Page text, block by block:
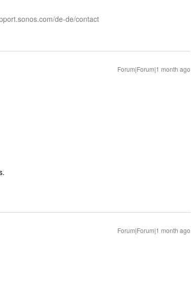
de-de/contact
Forum|Forum|1 month ago
Forum|Forum|1 month ago